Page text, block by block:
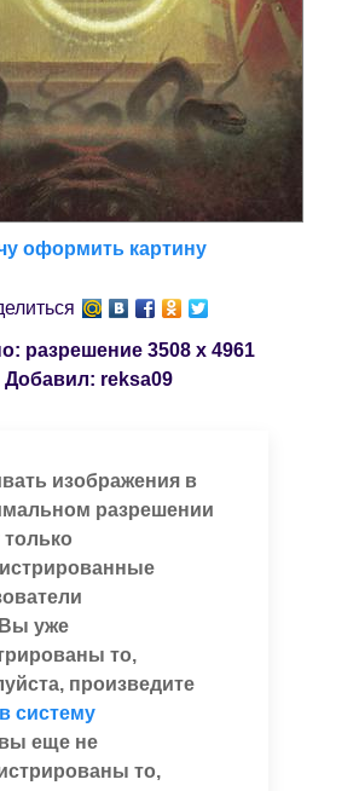
оформить картину
разрешение 3508 x 4961
Добавил: reksa09
изображения в
разрешении
только
уже
то,
произведите
систему
еще не
то,